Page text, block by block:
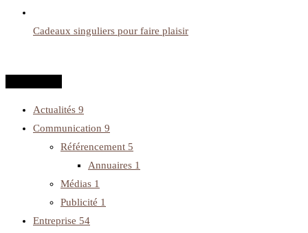
Cadeaux singuliers pour faire plaisir
Actualités 9
Communication 9
Référencement 5
Annuaires 1
Médias 1
Publicité 1
Entreprise 54